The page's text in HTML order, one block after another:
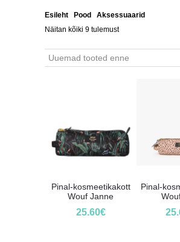
Esileht Pood Aksessuaarid
Näitan kõiki 9 tulemust
Pinal-kosmeetikakott
Wouf Janne
25.60€
Pinal-